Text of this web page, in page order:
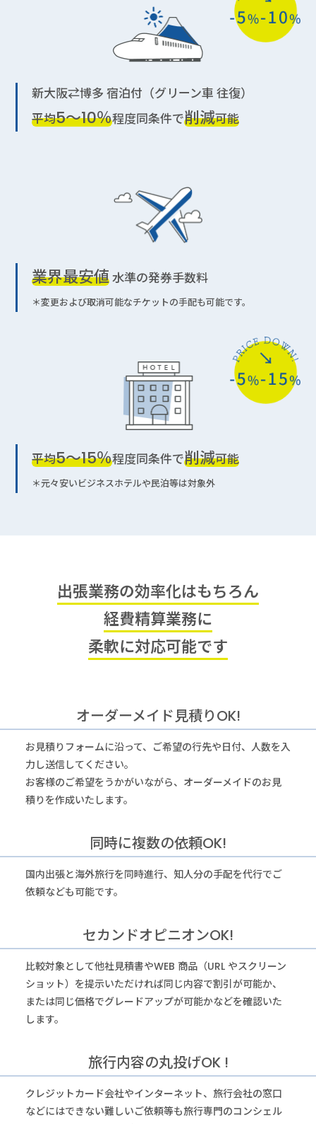
新大阪⇄博多 宿泊付（グリーン車 往復）
平均5〜10％程度同条件で削減可能
業界最安値水準の発券手数料
＊変更および取消可能なチケットの手配も可能です。
平均5〜15％程度同条件で削減可能
＊元々安いビジネスホテルや民泊等は対象外
出張業務の効率化はもちろん
経費精算業務に
柔軟に対応可能です
オーダーメイド見積りOK!
お見積りフォームに沿って、ご希望の行先や日付、人数を入
力し送信してください。
お客様のご希望をうかがいながら、オーダーメイドのお見
積りを作成いたします。
同時に複数の依頼OK!
国内出張と海外旅行を同時進行、知人分の手配を代行でご
依頼なども可能です。
セカンドオピニオンOK!
比較対象として他社見積書やWEB 商品（URL やスクリーン
ショット）を提示いただければ同じ内容で割引が可能か、
または同じ価格でグレードアップが可能かなどを確認いた
します。
旅行内容の丸投げOK !
クレジットカード会社やインターネット、旅行会社の窓口
などにはできない難しいご依頼等も旅行専門のコンシェル